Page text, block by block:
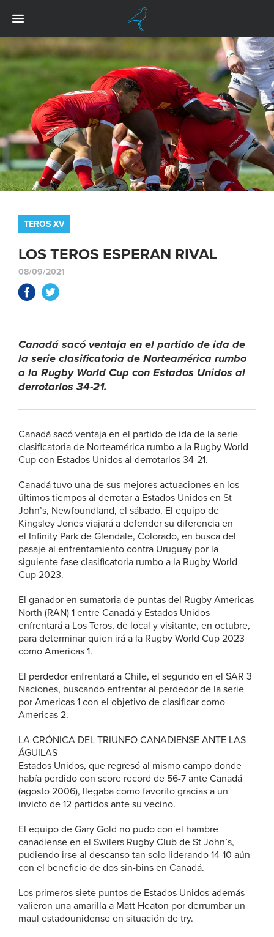
TEROS XV
LOS TEROS ESPERAN RIVAL
08/09/2021
Canadá sacó ventaja en el partido de ida de
la serie clasificatoria de Norteamérica rumbo
a la Rugby World Cup con Estados Unidos al
derrotarlos 34-21.
Canadá sacó ventaja en el partido de ida de la serie
clasificatoria de Norteamérica rumbo a la Rugby World
Cup con Estados Unidos al derrotarlos 34-21.
Canadá tuvo una de sus mejores actuaciones en los
últimos tiempos al derrotar a Estados Unidos en St
John’s, Newfoundland, el sábado. El equipo de
Kingsley Jones viajará a defender su diferencia en
el Infinity Park de Glendale, Colorado, en busca del
pasaje al enfrentamiento contra Uruguay por la
siguiente fase clasificatoria rumbo a la Rugby World
Cup 2023.
El ganador en sumatoria de puntas del Rugby Americas
North (RAN) 1 entre Canadá y Estados Unidos
enfrentará a Los Teros, de local y visitante, en octubre,
para determinar quien irá a la Rugby World Cup 2023
como Americas 1.
El perdedor enfrentará a Chile, el segundo en el SAR 3
Naciones, buscando enfrentar al perdedor de la serie
por Americas 1 con el objetivo de clasificar como
Americas 2.
LA CRÓNICA DEL TRIUNFO CANADIENSE ANTE LAS
ÁGUILAS
Estados Unidos, que regresó al mismo campo donde
había perdido con score record de 56-7 ante Canadá
(agosto 2006), llegaba como favorito gracias a un
invicto de 12 partidos ante su vecino.
El equipo de Gary Gold no pudo con el hambre
canadiense en el Swilers Rugby Club de St John’s,
pudiendo irse al descanso tan solo liderando 14-10 aún
con el beneficio de dos sin-bins en Canadá.
Los primeros siete puntos de Estados Unidos además
valieron una amarilla a Matt Heaton por derrumbar un
maul estadounidense en situación de try.